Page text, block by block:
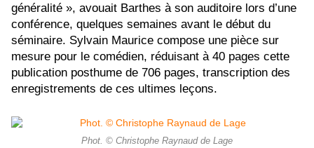
généralité », avouait Barthes à son auditoire lors d’une
conférence, quelques semaines avant le début du
séminaire. Sylvain Maurice compose une pièce sur
mesure pour le comédien, réduisant à 40 pages cette
publication posthume de 706 pages, transcription des
enregistrements de ces ultimes leçons.
Phot. © Christophe Raynaud de Lage